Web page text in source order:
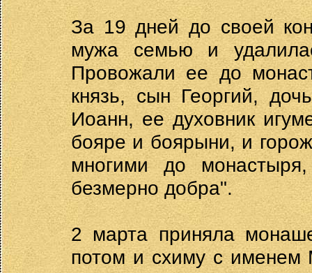
За 19 дней до своей
мужа семью и
Провожали ее до
князь, сын Георгий,
Иоанн, ее духовник
бояре и боярыни, и
многими до
безмерно добра".
2 марта приняла
потом и схиму с